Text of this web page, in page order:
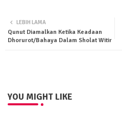
ter
LEBIH LAMA
Qunut Diamalkan Ketika Keadaan
Dhorurot/Bahaya Dalam Sholat Witir
YOU MIGHT LIKE